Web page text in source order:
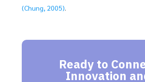
(Chung, 2005).
Ready to
Innovation